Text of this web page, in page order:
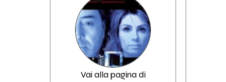
Vai alla pagina di